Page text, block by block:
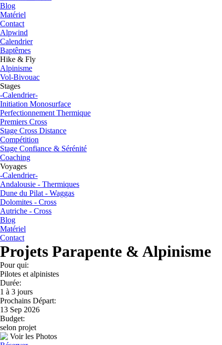
Blog
Matériel
Contact
Alpwind
Calendrier
Baptêmes
Hike & Fly
Alpinisme
Vol-Bivouac
Stages
-Calendrier-
Initiation Monosurface
Perfectionnement Thermique
Premiers Cross
Stage Cross Distance
Compétition
Stage Confiance & Sérénité
Coaching
Voyages
-Calendrier-
Andalousie - Thermiques
Dune du Pilat - Waggas
Dolomites - Cross
Autriche - Cross
Blog
Matériel
Contact
Projets Parapente & Alpinisme
Pour qui:
Pilotes et alpinistes
Durée:
1 à 3 jours
Prochains Départ:
13 Sep 2026
Budget:
selon projet
Voir les Photos